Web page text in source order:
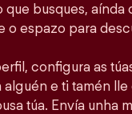
que busques,
o espazo para
configura as
alguén e ti tamén
túa. Envía unha